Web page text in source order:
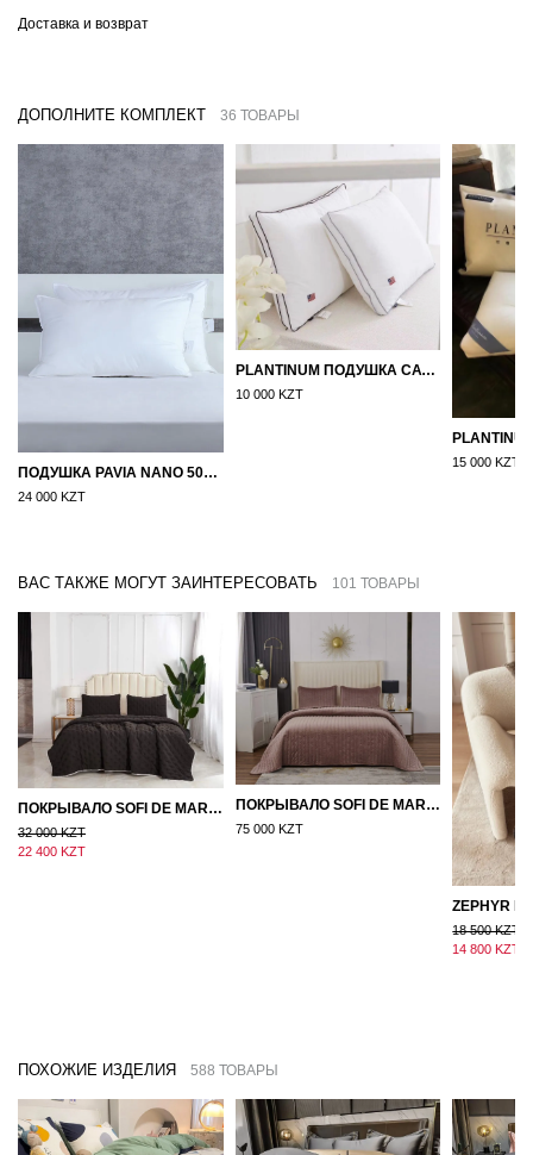
Доставка и возврат
ДОПОЛНИТЕ КОМПЛЕКТ 36 ТОВАРЫ
ПОДУШКА PAVIA NANO 50X70
24 000 KZT
PLANTINUM ПОДУШКА САТИН, ШЕЛК 50Х70
10 000 KZT
15 000 KZT
ВАС ТАКЖЕ МОГУТ ЗАИНТЕРЕСОВАТЬ 101 ТОВАРЫ
ПОКРЫВАЛО SOFI DE MARKO 160×220 БРОУДИ ЧЕРНО-БЕЖЕВОЕ
32 000 KZT
22 400 KZT
ПОКРЫВАЛО SOFI DE MARKO ВЕЛЮР 240×260 ФЕРДИНАНД (МОККО)
75 000 KZT
18 500 KZT
14 800 KZT
ПОХОЖИЕ ИЗДЕЛИЯ 588 ТОВАРЫ